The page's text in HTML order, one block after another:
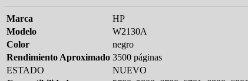
Marca
HP
Modelo
W2130A
Color
negro
Rendimiento Aproximado 3500 páginas
ESTADO
NUEVO